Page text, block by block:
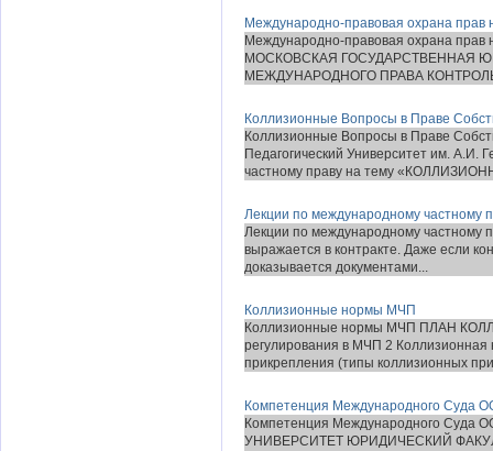
Международно-правовая охрана
Международно-правовая охрана
МОСКОВСКАЯ ГОСУДАРСТВЕННАЯ
МЕЖДУНАРОДНОГО ПРАВА
Коллизионные Вопросы в Праве
Коллизионные Вопросы в Праве
Педагогический Университет им.
частному праву на тему
Лекции по международному частному
Лекции по международному частному
выражается в контракте. Даже если
доказывается документами...
Коллизионные нормы МЧП
Коллизионные нормы МЧП ПЛАН
регулирования в МЧП 2
прикрепления (типы коллизионных
Компетенция Международного Суда
Компетенция Международного
УНИВЕРСИТЕТ ЮРИДИЧЕСКИЙ